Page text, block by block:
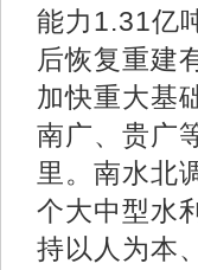
能力1.31亿
后恢复重建
加快重大基
南广、贵广
里。南水北
个大中型水
持以人为本